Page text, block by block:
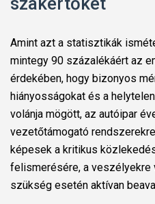
Amint azt a statisztikák
mintegy 90 százalékáért az
érdekében, hogy bizonyos
hiányosságokat és a
volánja mögött, az autóipar
vezetőtámogató
képesek a kritikus
felismerésére, a
szükség esetén aktívan